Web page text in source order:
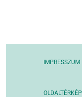
IMPRESSZUM
OLDALTÉRKÉP